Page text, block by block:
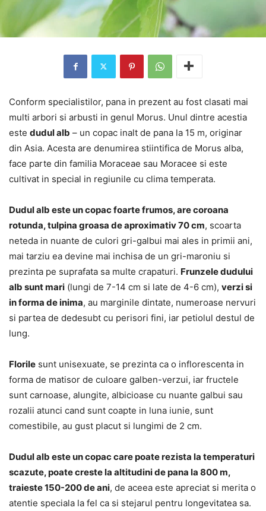
Conform specialistilor, pana in prezent au fost clasati mai
multi arbori si arbusti in genul Morus. Unul dintre acestia
este dudul alb – un copac inalt de pana la 15 m, originar
din Asia. Acesta are denumirea stiintifica de Morus alba,
face parte din familia Moraceae sau Moracee si este
cultivat in special in regiunile cu clima temperata.
Dudul alb este un copac foarte frumos, are coroana
rotunda, tulpina groasa de aproximativ 70 cm, scoarta
neteda in nuante de culori gri-galbui mai ales in primii ani,
mai tarziu ea devine mai inchisa de un gri-maroniu si
prezinta pe suprafata sa multe crapaturi. Frunzele dudului
alb sunt mari (lungi de 7-14 cm si late de 4-6 cm), verzi si
in forma de inima, au marginile dintate, numeroase nervuri
si partea de dedesubt cu perisori fini, iar petiolul destul de
lung.
Florile sunt unisexuate, se prezinta ca o inflorescenta in
forma de matisor de culoare galben-verzui, iar fructele
sunt carnoase, alungite, albicioase cu nuante galbui sau
rozalii atunci cand sunt coapte in luna iunie, sunt
comestibile, au gust placut si lungimi de 2 cm.
Dudul alb este un copac care poate rezista la temperaturi
scazute, poate creste la altitudini de pana la 800 m,
traieste 150-200 de ani, de aceea este apreciat si merita o
atentie speciala la fel ca si stejarul pentru longevitatea sa.